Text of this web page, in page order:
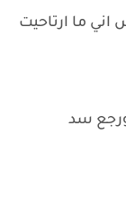
ما ارتاحيت
ورجع سد